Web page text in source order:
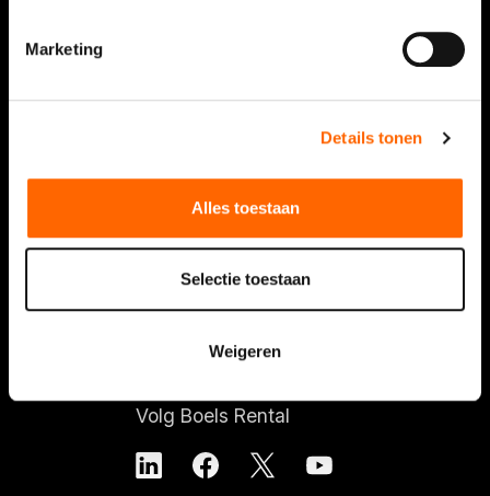
Marketing
Details tonen
Alles toestaan
Selectie toestaan
Weigeren
Nieuws
Contact
Over ons
Vacatures
Boels.com
Volg Boels Rental